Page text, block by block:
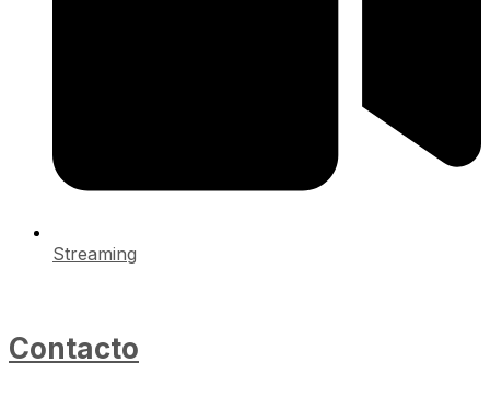
Streaming
Contacto